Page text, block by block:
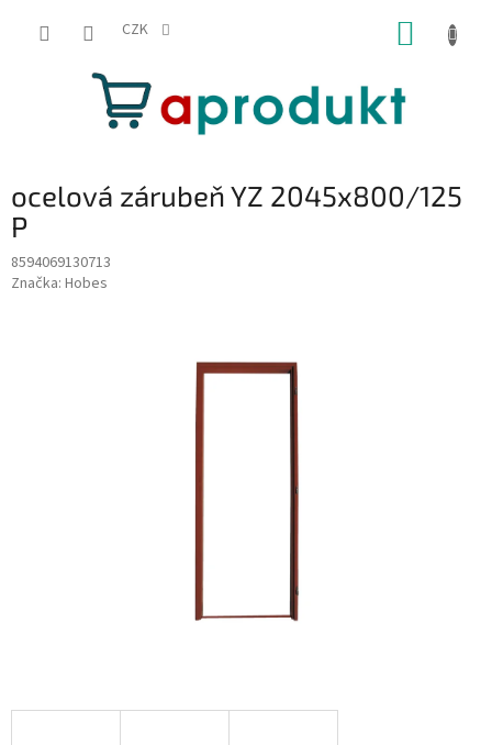
CZK
ocelová zárubeň YZ 2045x800/125
P
8594069130713
Značka: Hobes